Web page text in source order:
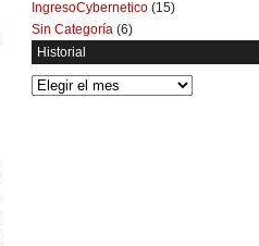
IngresoCybernetico (15)
Sin Categoría (6)
Historial
Historial